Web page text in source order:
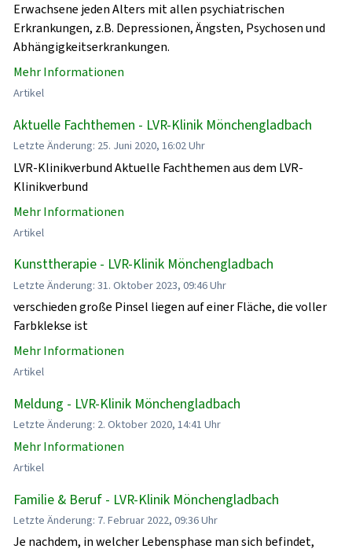
Erwachsene jeden Alters mit allen psychiatrischen
Erkrankungen, z.B. Depressionen, Ängsten, Psychosen und
Abhängigkeitserkrankungen.
Mehr Informationen
Artikel
Aktuelle Fachthemen - LVR-Klinik Mönchengladbach
Letzte Änderung: 25. Juni 2020, 16:02 Uhr
LVR-Klinikverbund Aktuelle Fachthemen aus dem LVR-
Klinikverbund
Mehr Informationen
Artikel
Kunsttherapie - LVR-Klinik Mönchengladbach
Letzte Änderung: 31. Oktober 2023, 09:46 Uhr
verschieden große Pinsel liegen auf einer Fläche, die voller
Farbklekse ist
Mehr Informationen
Artikel
Meldung - LVR-Klinik Mönchengladbach
Letzte Änderung: 2. Oktober 2020, 14:41 Uhr
Mehr Informationen
Artikel
Familie & Beruf - LVR-Klinik Mönchengladbach
Letzte Änderung: 7. Februar 2022, 09:36 Uhr
Je nachdem, in welcher Lebensphase man sich befindet,